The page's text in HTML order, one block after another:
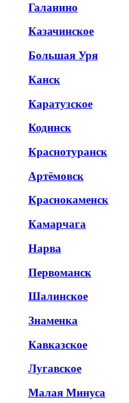
Галанино
Казачинское
Большая Уря
Канск
Каратузское
Кодинск
Краснотуранск
Артёмовск
Краснокаменск
Камарчага
Нарва
Первоманск
Шалинское
Знаменка
Кавказское
Лугавское
Малая Минуса